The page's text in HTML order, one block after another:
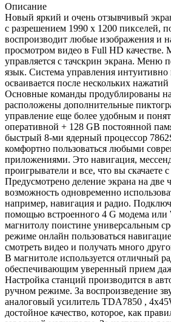
Описание
Новый яркий и очень отзывчивый
с разрешением 1990 х 1200 пикселей,
воспроизводит любые изображения и
просмотром видео в Full HD качестве.
управляется с тачскрин экрана. Меню
язык. Система управления интуитивно
осваивается после нескольких
Основные команды продублированы
расположены дополнительные
управление еще более удобным и
оперативной + 128 GB постоянной
быстрый 8-ми ядерный процессор
комфортно пользоваться любыми
приложениями. Это навигация,
проигрыватели и все, что вы скачаете
Предусмотрено деление экрана на две
возможность одновременно
например, навигация и радио.
помощью встроенного 4 G модема или
магнитолу поистине универсальным
режиме онлайн пользоваться
смотреть видео и получать много
В магнитоле используется отличный
обеспечивающим уверенный прием
Настройка станций производится в
ручном режиме. За воспроизведение
аналоговый усилитель TDA7850 ,
достойное качество, которое, как